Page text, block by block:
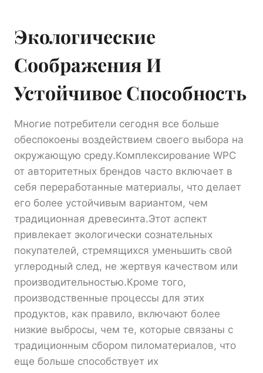
Экологические
Соображения И
Устойчивое Способность
Многие потребители сегодня все больше
обеспокоены воздействием своего выбора на
окружающую среду.Комплексирование WPC
от авторитетных брендов часто включает в
себя переработанные материалы, что делает
его более устойчивым вариантом, чем
традиционная древесинта.Этот аспект
привлекает экологически сознательных
покупателей, стремящихся уменьшить свой
углеродный след, не жертвуя качеством или
производительностью.Кроме того,
производственные процессы для этих
продуктов, как правило, включают более
низкие выбросы, чем те, которые связаны с
традиционным сбором пиломатериалов, что
еще больше способствует их